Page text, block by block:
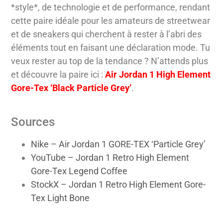
*style*, de technologie et de performance, rendant
cette paire idéale pour les amateurs de streetwear
et de sneakers qui cherchent à rester à l’abri des
éléments tout en faisant une déclaration mode. Tu
veux rester au top de la tendance ? N’attends plus
et découvre la paire ici :Air Jordan 1 High Element
Gore-Tex ‘Black Particle Grey’.
Sources
Nike – Air Jordan 1 GORE-TEX ‘Particle Grey’
YouTube – Jordan 1 Retro High Element
Gore-Tex Legend Coffee
StockX – Jordan 1 Retro High Element Gore-
Tex Light Bone